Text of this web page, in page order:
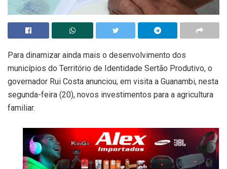
Para dinamizar ainda mais o desenvolvimento dos
municípios do Território de Identidade Sertão Produtivo, o
governador Rui Costa anunciou, em visita a Guanambi, nesta
segunda-feira (20), novos investimentos para a agricultura
familiar.